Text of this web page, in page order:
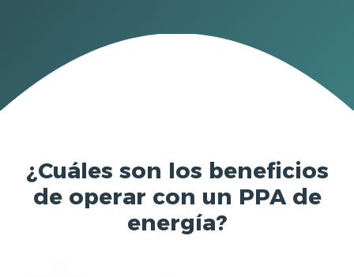
¿Cuáles son los beneficios
de operar con un PPA de
energía?